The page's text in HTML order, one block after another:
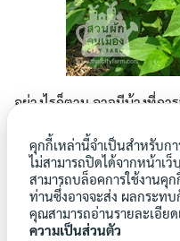
อย่างไรก็ตาม อาจมีบ้างที่กา
เพราะผักที่เราซื้อมาเก็บค้า
อย่าท้อนะคะ ถ้าเกิดปักชำแ
ใส่ในกองปุ๋ยหมักไว้ แล้วครั้
คุกกี้เหล่านี้จำเป็นสำหรับก
ไม่สามารถปิดได้จากหน้าเว็
สามารถบล็อคการใช้งานคุก
ท่านซึ่งอาจจะส่ง ผลกระทบ
คุณสามารถอ่านรายละเอีย
ความเป็นส่วนตัว